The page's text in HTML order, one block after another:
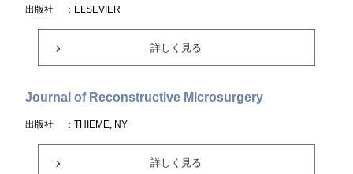
出版社 ：ELSEVIER
詳しく見る
Journal of Reconstructive Microsurgery
出版社 ：THIEME, NY
詳しく見る